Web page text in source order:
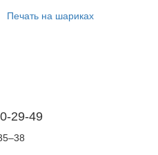
Печать на шариках
29-49